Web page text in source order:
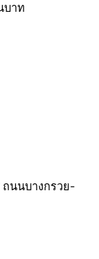
บาท
นนบางกรวย-